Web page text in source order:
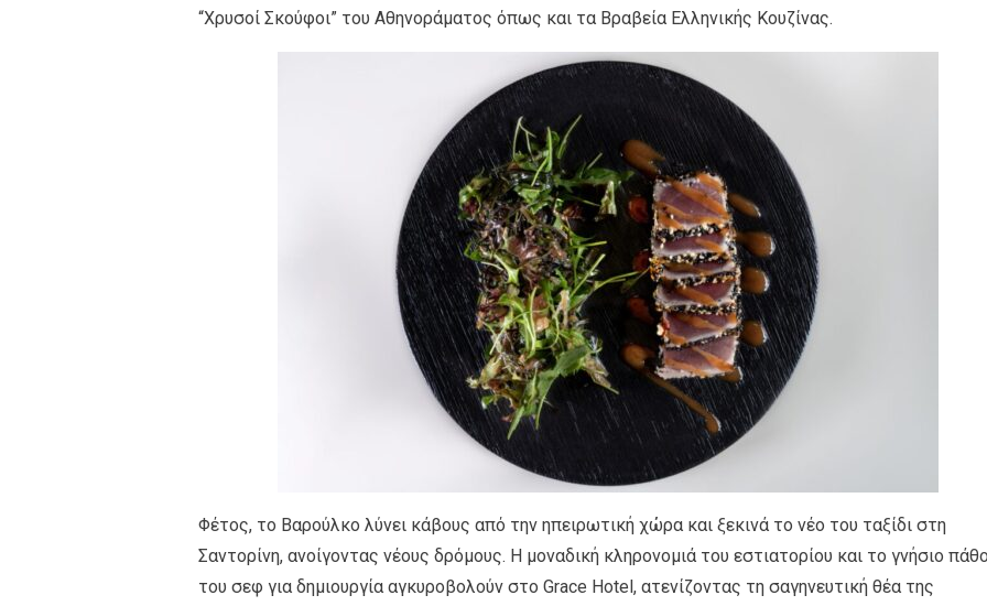
“Χρυσοί Σκούφοι” του Αθηνοράματος όπως και τα Βραβεία Ελληνικής Κουζίνας.
Φέτος, το Βαρούλκο λύνει κάβους από την ηπειρωτική χώρα και ξεκινά το νέο του ταξίδι στη
Σαντορίνη, ανοίγοντας νέους δρόμους. H μοναδική κληρονομιά του εστιατορίου και το γνήσιο
του σεφ για δημιουργία αγκυροβολούν στο Grace Hotel, ατενίζοντας τη σαγηνευτική θέα της